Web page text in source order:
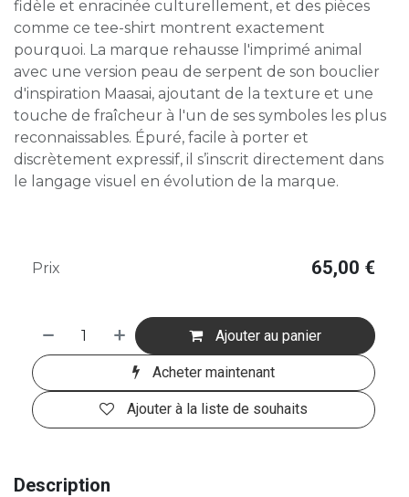
fidèle et enracinée culturellement, et des pièces
comme ce tee-shirt montrent exactement
pourquoi. La marque rehausse l'imprimé animal
avec une version peau de serpent de son bouclier
d'inspiration Maasai, ajoutant de la texture et une
touche de fraîcheur à l'un de ses symboles les plus
reconnaissables. Épuré, facile à porter et
discrètement expressif, il s’inscrit directement dans
le langage visuel en évolution de la marque.
Ajouter au panier
Acheter maintenant
Ajouter à la liste de souhaits
Prix 65,00 €
Description